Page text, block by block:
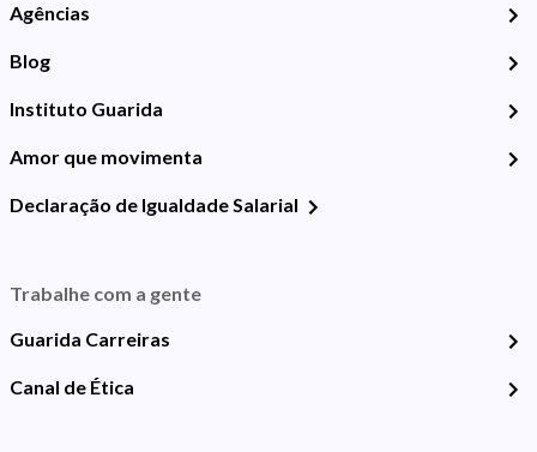
Agências
Blog
Instituto Guarida
Amor que movimenta
Declaração de Igualdade Salarial
Trabalhe com a gente
Guarida Carreiras
Canal de Ética